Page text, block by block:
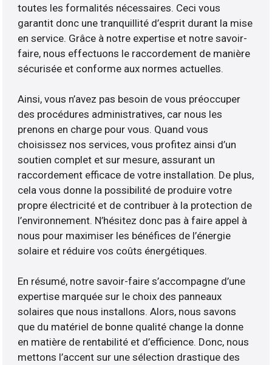
toutes les formalités nécessaires. Ceci vous
garantit donc une tranquillité d’esprit durant la mise
en service. Grâce à notre expertise et notre savoir-
faire, nous effectuons le raccordement de manière
sécurisée et conforme aux normes actuelles.
Ainsi, vous n’avez pas besoin de vous préoccuper
des procédures administratives, car nous les
prenons en charge pour vous. Quand vous
choisissez nos services, vous profitez ainsi d’un
soutien complet et sur mesure, assurant un
raccordement efficace de votre installation. De plus,
cela vous donne la possibilité de produire votre
propre électricité et de contribuer à la protection de
l’environnement. N’hésitez donc pas à faire appel à
nous pour maximiser les bénéfices de l’énergie
solaire et réduire vos coûts énergétiques.
En résumé, notre savoir-faire s’accompagne d’une
expertise marquée sur le choix des panneaux
solaires que nous installons. Alors, nous savons
que du matériel de bonne qualité change la donne
en matière de rentabilité et d’efficience. Donc, nous
mettons l’accent sur une sélection drastique des